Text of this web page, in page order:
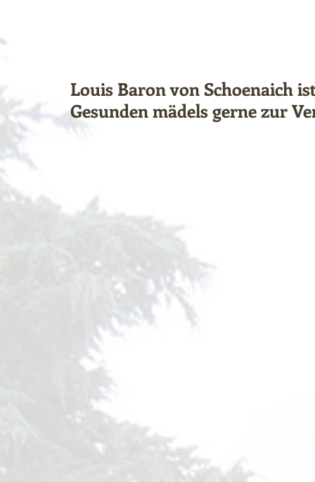
Louis Baron von Schoenaich
Gesunden mädels gerne zur